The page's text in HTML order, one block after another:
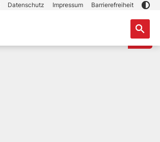
Datenschutz Impressum Barrierefreiheit